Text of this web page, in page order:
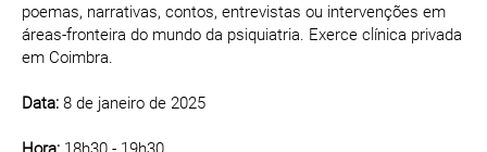
poemas, narrativas, contos, entrevistas ou intervenções em
áreas-fronteira do mundo da psiquiatria. Exerce clínica privada
em Coimbra.
Data: 8 de janeiro de 2025